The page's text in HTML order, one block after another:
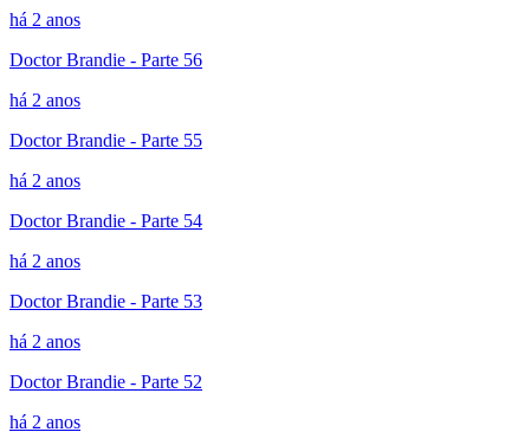
há 2 anos
Doctor Brandie - Parte 56
há 2 anos
Doctor Brandie - Parte 55
há 2 anos
Doctor Brandie - Parte 54
há 2 anos
Doctor Brandie - Parte 53
há 2 anos
Doctor Brandie - Parte 52
há 2 anos